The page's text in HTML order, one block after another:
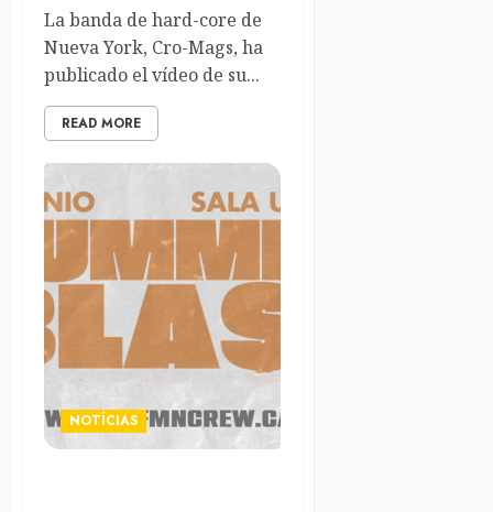
La banda de hard-core de
Nueva York, Cro-Mags, ha
publicado el vídeo de su...
READ MORE
NOTÍCIAS